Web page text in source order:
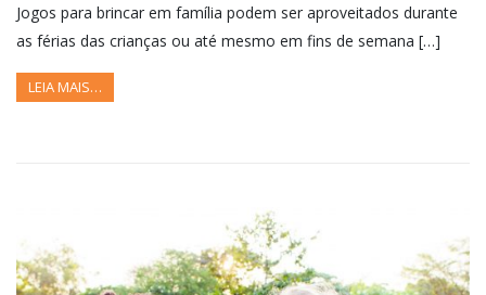
Jogos para brincar em família podem ser aproveitados durante
as férias das crianças ou até mesmo em fins de semana […]
LEIA MAIS…